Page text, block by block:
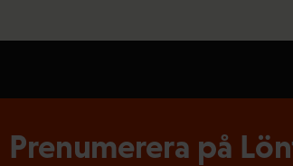
Prenumerera på